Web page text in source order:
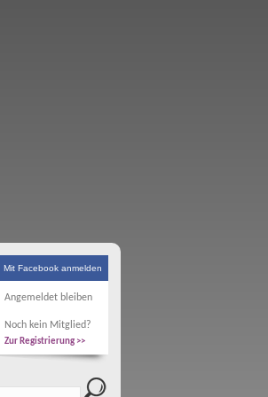
Mit Facebook anmelden
Angemeldet bleiben
Noch kein Mitglied?
Zur Registrierung >>